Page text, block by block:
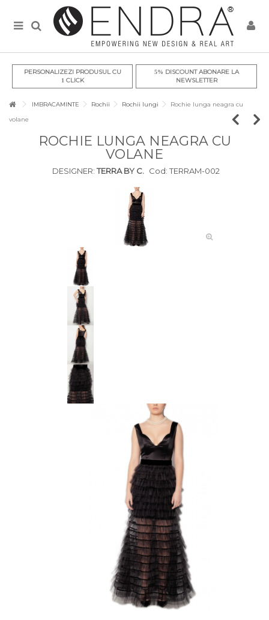
PERSONALIZEZI PRODUSUL CU
1CLICK
5% DISCOUNT ABONARE LA
NEWSLETTER
IMBRACAMINTE Rochii Rochii lungi Rochie lunga neagra cu
volane
ROCHIE LUNGA NEAGRA CU
VOLANE
DESIGNER:TERRA BY C. Cod: TERRAM-002